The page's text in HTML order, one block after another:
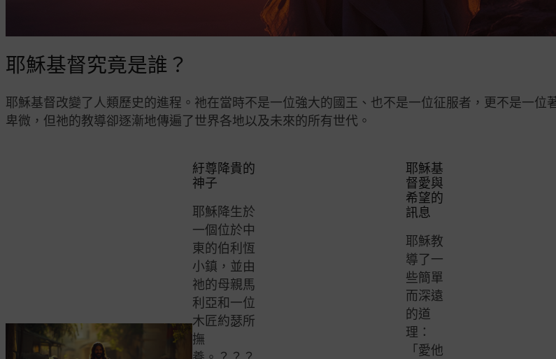
耶穌基督究竟是誰？
耶穌基督改變了人類歷史的進程。祂在當時不是一位強大的國王、也不是一位征服者，更不是一
卑微，但祂的教導卻逐漸地傳遍了世界各地以及未來的所有世代。
紆尊降貴的
神子
耶穌降生於
一個位於中
東的伯利恆
小鎮，並由
祂的母親馬
利亞和一位
木匠約瑟所
撫
耶穌基
督愛與
希望的
訊息
耶穌教
導了一
些簡單
而深遠
的道
理：
「愛他